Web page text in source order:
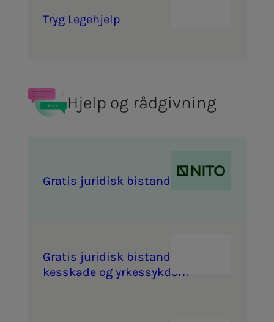
Tryg Le­­ge­hjelp
Hjelp og rådgivning
Gra­­­tis ju­ri­­­disk bi­­­stand
Gra­­­tis ju­ri­­­disk bi­­­stand ved yr­­­
kes­­­ska­­­de og yr­­­kes­­­syk­­­dom